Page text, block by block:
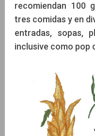
recomiendan 100
tres comidas y en
entradas, sopas,
inclusive como pop